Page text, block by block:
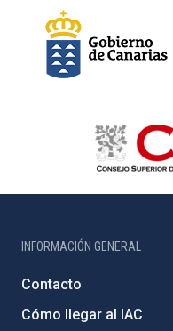
INFORMACIÓN GENERAL
Contacto
Cómo llegar al IAC